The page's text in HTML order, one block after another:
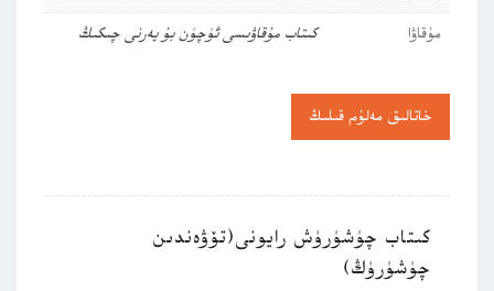
مۇقاۋا
كىتاب مۇقاۋىسى ئۈچۈن بۇ يەرنى چىكىڭ
خاتالىق مەلۇم قىلىڭ
كىتاب چۈشۈرۈش رايونى(تۆۋەندىن
چۈشۈرۈڭ)